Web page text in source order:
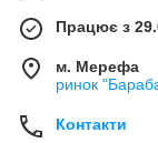
Працює з
м. Мерефа
ринок
Контакти